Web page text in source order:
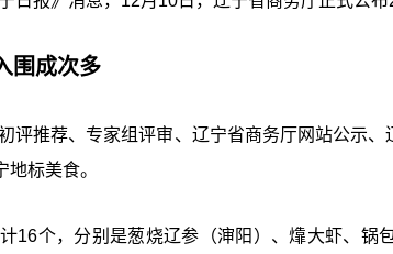
围成次多
评推荐、专家组评审、辽宁省商务厅网站公示
标美食。
16个，分别是葱烧辽参（渖阳）、㸆大虾、锅